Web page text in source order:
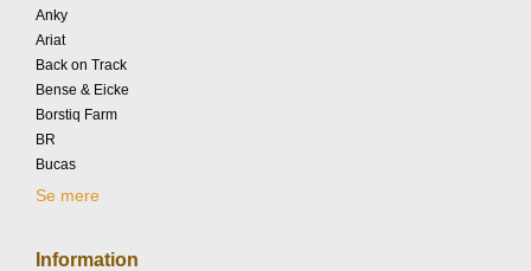
Anky
Ariat
Back on Track
Bense & Eicke
Borstiq Farm
BR
Bucas
Se mere
Information